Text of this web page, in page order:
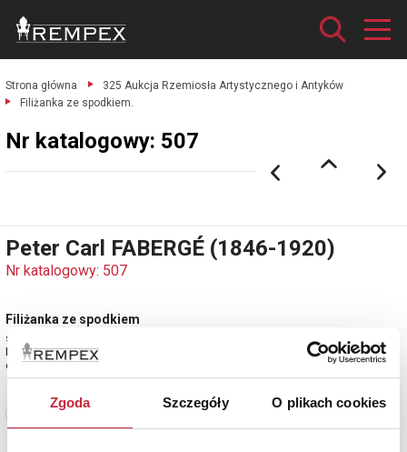
Zgoda Szczegóły O plikach cookies
Strona główna
325 Aukcja Rzemiosła Artystycznego i Antyków
Filiżanka ze spodkiem.
Nr katalogowy: 507
Peter Carl FABERGÉ (1846-1920)
Nr katalogowy: 507
Filiżanka ze spodkiem
srebro próby pr. 84 cechowane; waga 177 g.
Moskwa, 1887.
estymacja: 6 000 - 8 000 zł
Zobacz pełne informacje